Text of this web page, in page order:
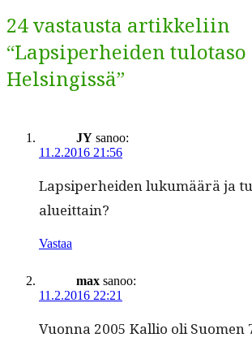
24 vastausta artikkeliin
“Lapsiperheiden tulotaso
Helsingissä”
JY sanoo:
11.2.2016 21:56
Lap­siper­hei­den lukumäärä ja
alueittain?
Vastaa
max sanoo:
11.2.2016 22:21
Vuon­na 2005 Kallio oli